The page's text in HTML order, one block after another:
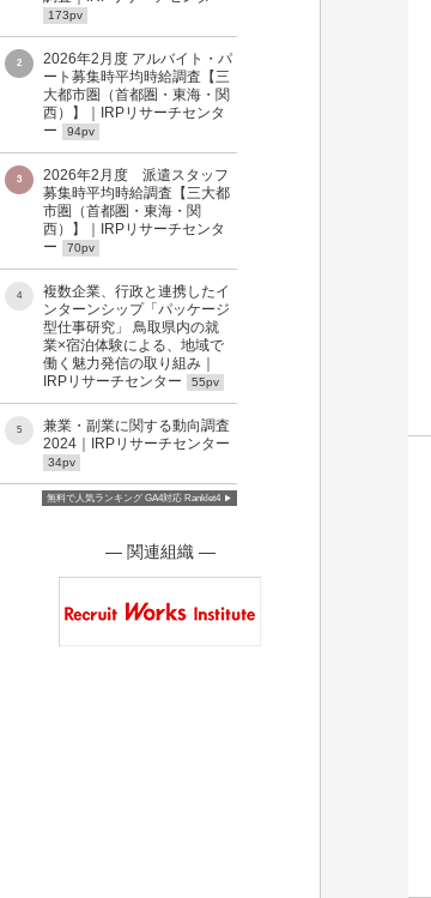
173pv
2
2026年2月度 アルバイト・パ
ート募集時平均時給調査【三
大都市圏（首都圏・東海・関
西）】｜IRPリサーチセンタ
ー
94pv
3
2026年2月度 派遣スタッフ
募集時平均時給調査【三大都
市圏（首都圏・東海・関
西）】｜IRPリサーチセンタ
ー
70pv
4
複数企業、行政と連携したイ
ンターンシップ「パッケージ
型仕事研究」 鳥取県内の就
業×宿泊体験による、地域で
働く魅力発信の取り組み｜
IRPリサーチセンター
55pv
5
兼業・副業に関する動向調査
2024｜IRPリサーチセンター
34pv
無料で人気ランキング GA4対応 Ranklet4
― 関連組織 ―